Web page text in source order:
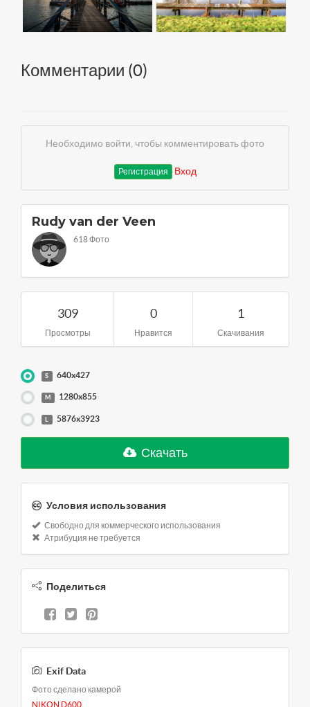
Комментарии (0)
Необходимо войти, чтобы комментировать фото
Регистрация Вход
Rudy van der Veen
618 Фото
309
Просмотры
0
Нравится
1
Скачивания
S 640x427
M 1280x855
5876x3923
Скачать
Условия использования
Свободно для коммерческого использования
Атрибуция не требуется
Поделиться
Exif Data
Фото сделано камерой
NIKON D600